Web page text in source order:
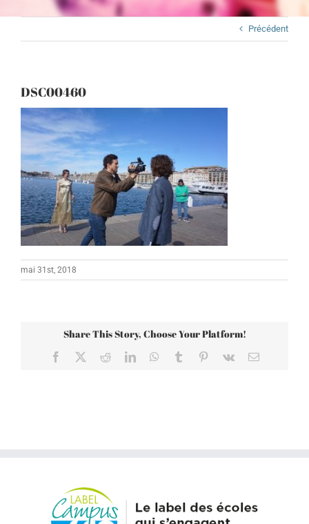
Précédent
DSC00460
mai 31st, 2018
Share This Story, Choose Your Platform!
Facebook RedditLinkedInWhatsApp
Tumblr Pinterest
Vk Email